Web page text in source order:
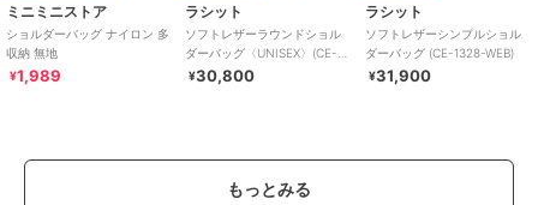
ミニミニストア
ショルダーバッグ ナイロン 多
収納 無地
¥1,989
ラシット
ソフトレザーラウンドショル
ダーバッグ〈UNISEX〉(CE-
1326)
¥30,800
ラシット
ソフトレザーシンプルショル
ダーバッグ (CE-1328-WEB)
¥31,900
もっとみる